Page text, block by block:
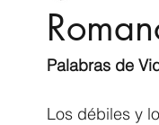
Ephesians/Efesios
Palabras de
Los débiles y